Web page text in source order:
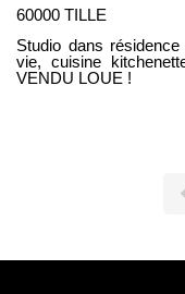
60000 TILLE
Studio dans
vie, cuisine
VENDU LOUE !